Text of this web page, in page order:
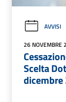
AVVISI
26 NOVEMBRE
Scelta
dicembre